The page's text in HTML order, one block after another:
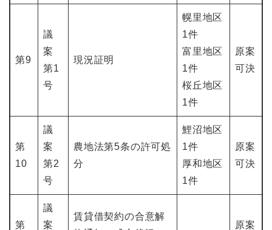
第9
議
案
第1
号
現況証明
幌里地区
1件
富里地区
1件
桜丘地区
1件
原案
可決
第
10
議
案
第2
号
農地法第5条の許可処
分
鯉沼地区
1件
厚和地区
1件
原案
可決
第
議
案
賃貸借契約の合意解
原案